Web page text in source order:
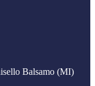
Balsamo (MI)